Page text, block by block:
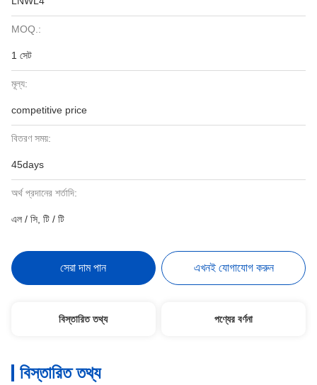
MOQ.:
1 সেট
মূল্য:
competitive price
বিতরণ সময়:
45days
অর্থ প্রদানের শর্তাদি:
এল / সি, টি / টি
সেরা দাম পান এখনই যোগাযোগ করুন
বিস্তারিত তথ্য পণ্যের বর্ণনা
বিস্তারিত তথ্য